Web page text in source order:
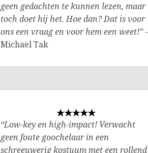
geen gedachten te kunnen lezen, maar
toch doet hij het. Hoe dan? Dat is voor
ons een vraag en voor hem een weet!”-
Michael Tak
“Low-key en high-impact! Verwacht
geen foute goochelaar in een
schreeuwerig kostuum met een rollend